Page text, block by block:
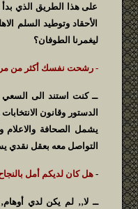
على هذا الطريق الذي بدأ
الأحقاد وتوطيد السلم
ليغمرنا الطوفان؟
- رشحت نفسك أكثر من
ــ كنت استند الى السعي
الدستور وقانون
يشمل الصحافة والاعلام
التواصل معه بعقل نقدي
-هل كان لديكم أمل
ــ لا‚‚ لم يكن لدي